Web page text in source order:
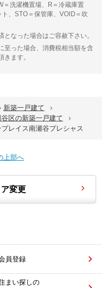
＝洗濯機置場、R＝冷蔵庫置
、STO＝保管庫、VOID＝吹
なった場合はご容赦下さい。
至った場合、消費税相当額を含
きます。
新築一戸建て
区の新築一戸建て
レイス南瀬谷プレシャス
上部へ
変更
員登録
まい探しの